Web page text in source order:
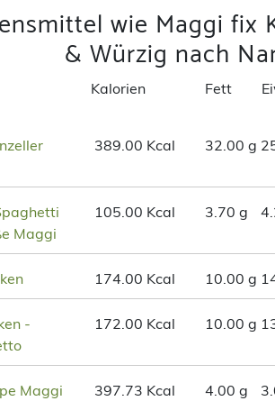
wie Maggi fix
& Würzig nach
Kalorien Fett
389.00 Kcal 32.00 g
Maggi
105.00 Kcal 3.70 g
174.00 Kcal 10.00 g
-
172.00 Kcal 10.00 g
Maggi 397.73 Kcal 4.00 g